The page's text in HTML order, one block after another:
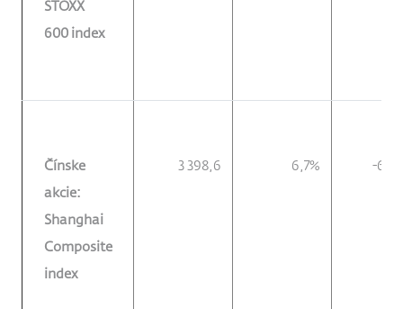
STOXX
600 index
Čínske
akcie:
Shanghai
Composite
index
3 398,6 6,7% -